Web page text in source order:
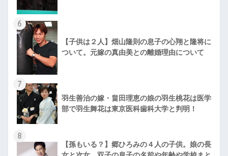
6
【子供は２人】畑山隆則の息子の心翔と隆将に
ついて。元嫁の真由美との離婚理由について
7
羽生善治の嫁・畠田理恵の娘の羽生桃花は医学
部で羽生舞花は東京医科歯科大学と判明！
8
【孫もいる？】郷ひろみの４人の子供。娘の長